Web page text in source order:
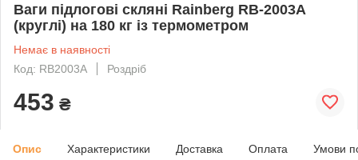
Ваги підлогові скляні Rainberg RB-2003A
(круглі) на 180 кг із термометром
Немає в наявності
Код: RB2003A
Роздріб
453 ₴
Опис Характеристики Доставка Оплата Умови